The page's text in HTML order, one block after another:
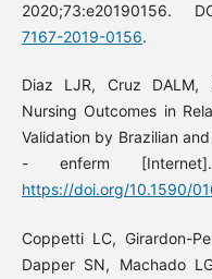
2020;73:e20190156.
7167-2019-0156.
Diaz LJR, Cruz DALM,
Nursing Outcomes in
Validation by Brazilian
- enferm [Internet].
https://doi.org/10.1590/
Coppetti LC, Girardon-
Dapper SN, Machado